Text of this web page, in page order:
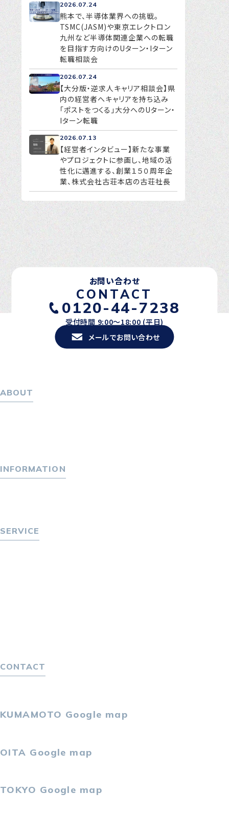
2026.07.24
熊本で、半導体業界への挑戦。
TSMC(JASM)や東京エレクトロン
九州など半導体関連企業への転職
を目指す方向けのUターン・Iターン
転職相談会
2026.07.24
【大分版・逆求人キャリア相談会】県
内の経営者へキャリアを持ち込み
「ポストをつくる」大分へのUターン・
Iターン転職
2026.07.13
【経営者インタビュー】新たな事業
やプロジェクトに参画し、地域の活
性化に邁進する、創業１５０周年企
業、株式会社古荘本店の古荘社長
お問い合わせ
CONTACT
0120-44-7238
受付時間 9:00〜18:00 (平日)
メールでお問い合わせ
KUMAMOTO Google map
OITA Google map
TOKYO Google map
ABOUT
INFORMATION
SERVICE
CONTACT